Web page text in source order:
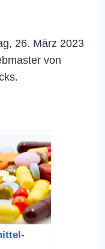
26. März 2023
von